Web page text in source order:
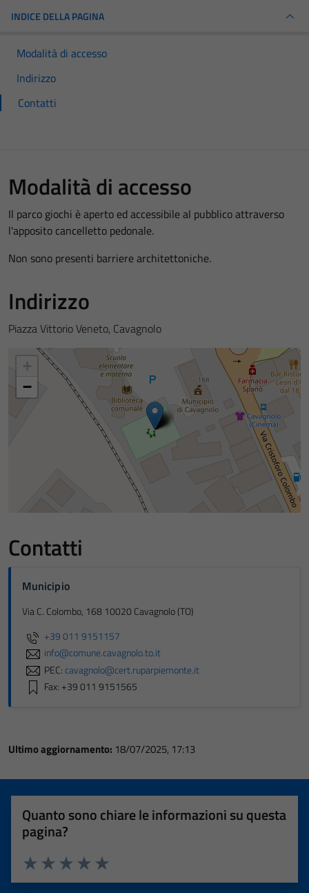
INDICE DELLA PAGINA
Modalità di accesso
Indirizzo
Contatti
Modalità di accesso
Il parco giochi è aperto ed accessibile al pubblico attraverso
l'apposito cancelletto pedonale.
Non sono presenti barriere architettoniche.
Indirizzo
Piazza Vittorio Veneto, Cavagnolo
−
Contatti
Municipio
Via C. Colombo, 168 10020 Cavagnolo (TO)
+39 011 9151157
info@comune.cavagnolo.to.it
PEC:cavagnolo@cert.ruparpiemonte.it
Fax: +39 011 9151565
Ultimo aggiornamento: 18/07/2025, 17:13
Quanto sono chiare le informazioni su questa
pagina?
Valuta 5 stelle su 5
Valuta 4 stelle su 5
Valuta 3 stelle su 5
Valuta 2 stelle su 5
Valuta 1 stelle su 5